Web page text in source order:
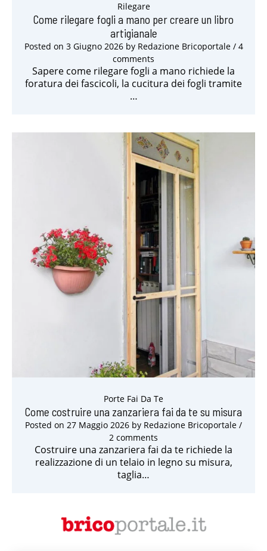
Rilegare
Come rilegare fogli a mano per creare un libro
artigianale
Posted on 3 Giugno 2026by Redazione Bricoportale/ 4
comments
Sapere come rilegare fogli a mano richiede la
foratura dei fascicoli, la cucitura dei fogli tramite
…
Porte Fai Da Te
Come costruire una zanzariera fai da te su misura
Posted on 27 Maggio 2026 by Redazione Bricoportale /
2 comments
Costruire una zanzariera fai da te richiede la
realizzazione di un telaio in legno su misura,
taglia…